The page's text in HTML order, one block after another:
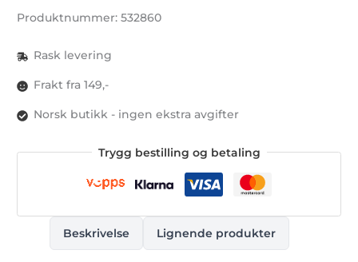
sand
snø
svart
(2
antall
Produktnummer: 532860
Rask levering
Frakt fra 149,-
Norsk butikk - ingen ekstra avgifter
Trygg bestilling og betaling
Beskrivelse Lignende produkter